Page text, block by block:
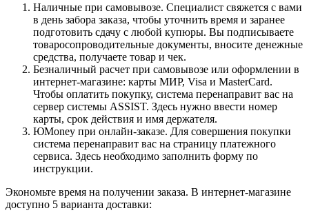
Наличные при самовывозе. Специалист свяжется с вами
в день забора заказа, чтобы уточнить время и заранее
подготовить сдачу с любой купюры. Вы подписываете
товаросопроводительные документы, вносите денежные
средства, получаете товар и чек.
Безналичный расчет при самовывозе или оформлении в
интернет-магазине: карты МИР, Visa и MasterCard.
Чтобы оплатить покупку, система перенаправит вас на
сервер системы ASSIST. Здесь нужно ввести номер
карты, срок действия и имя держателя.
ЮMoney при онлайн-заказе. Для совершения покупки
система перенаправит вас на страницу платежного
сервиса. Здесь необходимо заполнить форму по
инструкции.
Экономьте время на получении заказа. В интернет-магазине
доступно 5 варианта доставки: